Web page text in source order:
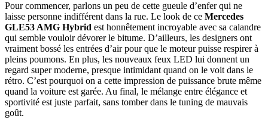
Pour commencer, parlons un peu de cette gueule d’enfer qui ne
laisse personne indifférent dans la rue. Le look de ce Mercedes
GLE53 AMG Hybrid est honnêtement incroyable avec sa calandre
qui semble vouloir dévorer le bitume. D’ailleurs, les designers ont
vraiment bossé les entrées d’air pour que le moteur puisse respirer à
pleins poumons. En plus, les nouveaux feux LED lui donnent un
regard super moderne, presque intimidant quand on le voit dans le
rétro. C’est pourquoi on a cette impression de puissance brute même
quand la voiture est garée. Au final, le mélange entre élégance et
sportivité est juste parfait, sans tomber dans le tuning de mauvais
goût.